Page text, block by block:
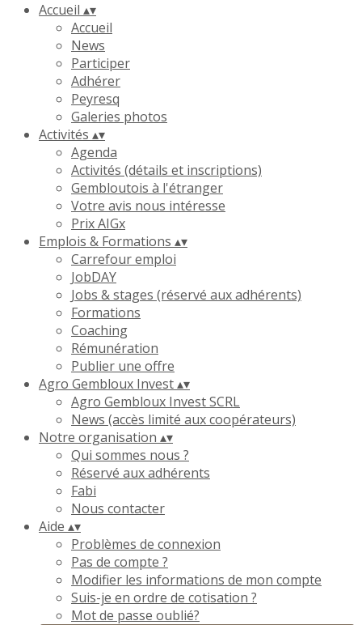
Accueil ▴▾
Accueil
News
Participer
Adhérer
Peyresq
Galeries photos
Activités ▴▾
Agenda
Activités (détails et inscriptions)
Gembloutois à l'étranger
Votre avis nous intéresse
Prix AIGx
Emplois & Formations ▴▾
Carrefour emploi
JobDAY
Jobs & stages (réservé aux adhérents)
Formations
Coaching
Rémunération
Publier une offre
Agro Gembloux Invest▴▾
Agro Gembloux Invest SCRL
News (accès limité aux coopérateurs)
Notre organisation ▴▾
Qui sommes nous ?
Réservé aux adhérents
Fabi
Nous contacter
Aide ▴▾
Problèmes de connexion
Pas de compte ?
Modifier les informations de mon compte
Suis-je en ordre de cotisation ?
Mot de passe oublié?